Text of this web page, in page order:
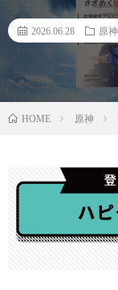
2026.06.28 原神
HOME 原神